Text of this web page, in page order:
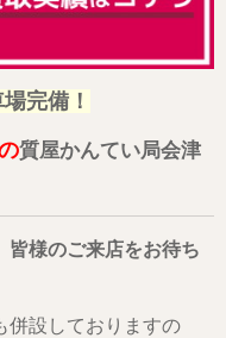
完備！
質屋かんてい局会津
皆様のご来店をお待ち
併設しておりますの